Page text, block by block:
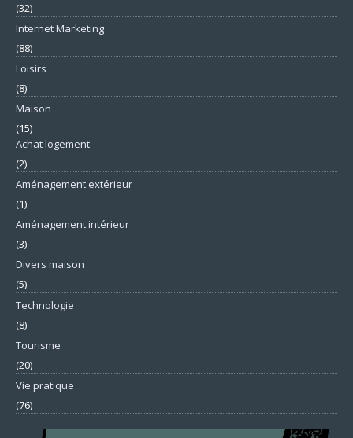
(32)
Internet Marketing
(88)
Loisirs
(8)
Maison
(15)
Achat logement
(2)
Aménagement extérieur
(1)
Aménagement intérieur
(3)
Divers maison
(5)
Technologie
(8)
Tourisme
(20)
Vie pratique
(76)